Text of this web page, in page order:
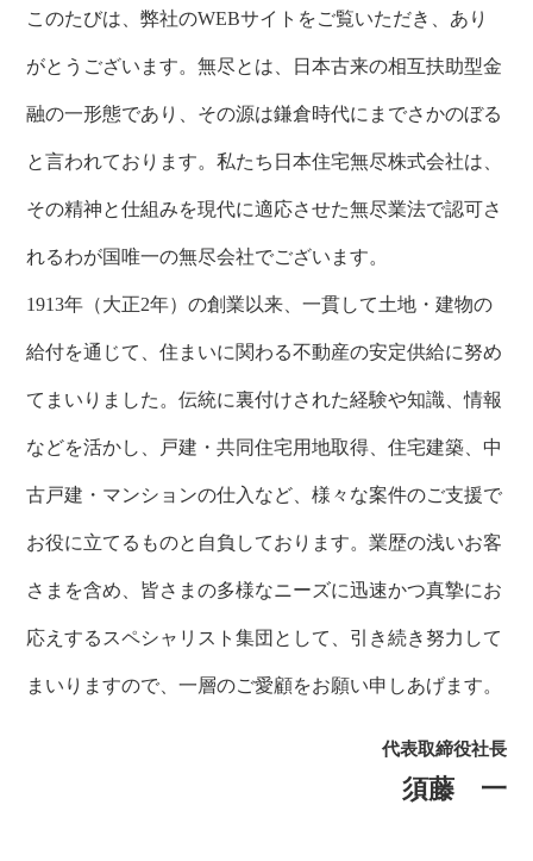
このたびは、弊社のWEBサイトをご覧いただき、あり
がとうございます。無尽とは、日本古来の相互扶助型金
融の一形態であり、その源は鎌倉時代にまでさかのぼる
と言われております。私たち日本住宅無尽株式会社は、
その精神と仕組みを現代に適応させた無尽業法で認可さ
れるわが国唯一の無尽会社でございます。
1913年（大正2年）の創業以来、一貫して土地・建物の
給付を通じて、住まいに関わる不動産の安定供給に努め
てまいりました。伝統に裏付けされた経験や知識、情報
などを活かし、戸建・共同住宅用地取得、住宅建築、中
古戸建・マンションの仕入など、様々な案件のご支援で
お役に立てるものと自負しております。業歴の浅いお客
さまを含め、皆さまの多様なニーズに迅速かつ真摯にお
応えするスペシャリスト集団として、引き続き努力して
まいりますので、一層のご愛顧をお願い申しあげます。
代表取締役社長
須藤 一